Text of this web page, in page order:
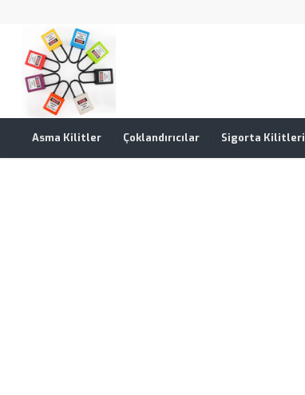
Asma Kilitler Çoklandırıcılar Sigorta Kilitleri